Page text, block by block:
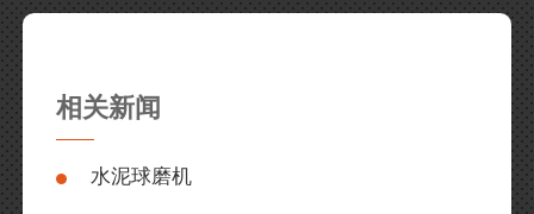
相关新闻
水泥球磨机